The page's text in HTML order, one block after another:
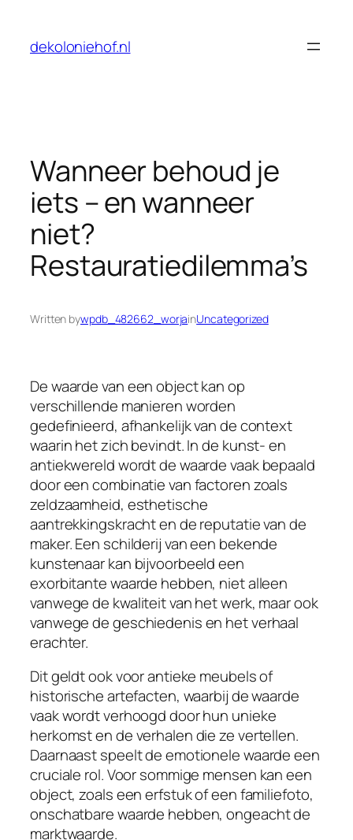
content
dekoloniehof.nl
Wanneer behoud je
iets – en wanneer
niet?
Restauratiedilemma’s
Written bywpdb_482662_worjainUncategorized
De waarde van een object kan op
verschillende manieren worden
gedefinieerd, afhankelijk van de context
waarin het zich bevindt. In de kunst- en
antiekwereld wordt de waarde vaak bepaald
door een combinatie van factoren zoals
zeldzaamheid, esthetische
aantrekkingskracht en de reputatie van de
maker. Een schilderij van een bekende
kunstenaar kan bijvoorbeeld een
exorbitante waarde hebben, niet alleen
vanwege de kwaliteit van het werk, maar ook
vanwege de geschiedenis en het verhaal
erachter.
Dit geldt ook voor antieke meubels of
historische artefacten, waarbij de waarde
vaak wordt verhoogd door hun unieke
herkomst en de verhalen die ze vertellen.
Daarnaast speelt de emotionele waarde een
cruciale rol. Voor sommige mensen kan een
object, zoals een erfstuk of een familiefoto,
onschatbare waarde hebben, ongeacht de
marktwaarde.